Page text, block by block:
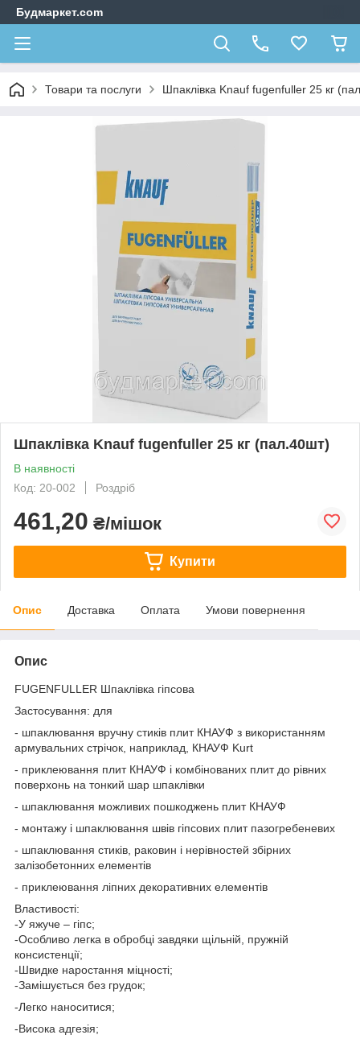
Будмаркет.com
Товари та послуги Шпаклівка Knauf fugenfuller 25 кг
Шпаклівка Knauf fugenfuller 25 кг (пал.40шт)
В наявності
Код: 20-002
Роздріб
461,20 ₴/мішок
Купити
Опис Доставка Оплата Умови повернення
Опис
FUGENFULLER Шпаклівка гіпсова
Застосування: для
- шпаклювання вручну стиків плит КНАУФ з використанням
армувальних стрічок, наприклад, КНАУФ Kurt
- приклеювання плит КНАУФ і комбінованих плит до рівних
поверхонь на тонкий шар шпаклівки
- шпаклювання можливих пошкоджень плит КНАУФ
- монтажу і шпаклювання швів гіпсових плит пазогребеневих
- шпаклювання стиків, раковин і нерівностей збірних
залізобетонних елементів
- приклеювання ліпних декоративних елементів
Властивості:
-У яжуче – гіпс;
-Особливо легка в обробці завдяки щільній, пружній
консистенції;
-Швидке наростання міцності;
-Замішується без грудок;
-Легко наноситися;
-Висока адгезія;